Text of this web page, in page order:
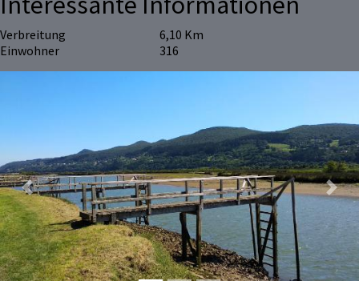
Verbreitung
6,10 Km
Einwohner
316
Previous Next